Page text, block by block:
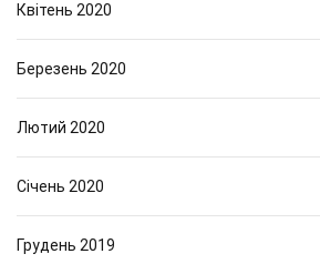
Квітень 2020
Березень 2020
Лютий 2020
Січень 2020
Грудень 2019